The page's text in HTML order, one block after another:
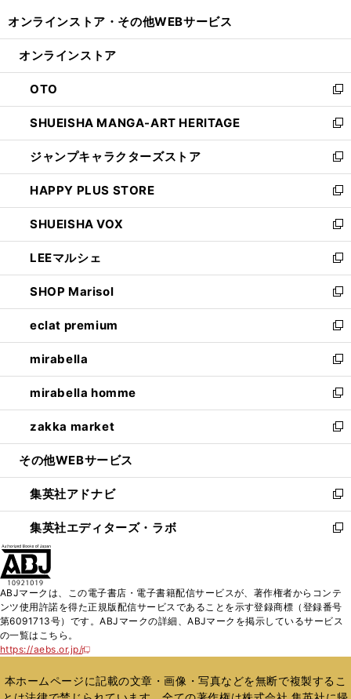
開
ン
ウ
で
開
く
ウ
ン
ド
ウ
で
開
く
オンラインストア・ その他WEBサービス
オンラインストア
OTO
新
し
い
ウ
ィ
ン
ド
ウ
で
開
く
SHUEISHA MANGA-ART HERITAGE
新
し
い
ウ
ィ
ン
ド
ウ
で
開
く
ジャンプキャラクターズストア
新
し
い
ウ
ィ
ン
ド
ウ
で
開
く
HAPPY PLUS STORE
新
し
い
ウ
ィ
ン
ド
ウ
で
開
く
SHUEISHA VOX
新
し
い
ウ
ィ
ン
ド
ウ
で
開
く
LEEマルシェ
新
し
い
ウ
ィ
ン
ド
ウ
で
開
く
SHOP Marisol
新
し
い
ウ
ィ
ン
ド
ウ
で
開
eclat premium
新
し
い
ウ
ィ
ン
ド
ウ
開
く
mirabella
新
し
い
ウ
ィ
ン
ウ
で
開
く
mirabella homme
新
し
い
ウ
ン
ド
ウ
で
zakka market
新
し
ウ
ィ
ン
ド
く
その他WEBサービス
集英社アドナビ
新
し
い
ド
ウ
で
集英社エディターズ・ラボ
新
ィ
ン
ド
開
く
ABJマークは、この電子書店・電子書籍配信サービスが、著作権者からコンテ
ンツ使用許諾を得た正規版配信サービスであることを示す登録商標（登録番号
第6091713号）です。ABJマークの詳細、ABJマークを掲示しているサービス
の一覧はこちら。
https://aebs.or.jp/
新
い
ウ
本ホームページに記載の文章・画像・写真などを無断で複製するこ